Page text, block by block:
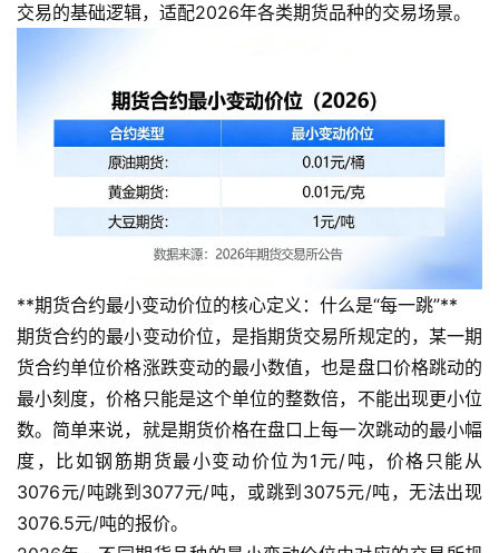
交易的基础逻辑，适配2026年各类期货品种的交易场景。
**期货合约最小变动价位的核心定义：什么是“每一跳”**
期货合约的最小变动价位，是指期货交易所规定的，某一期
货合约单位价格涨跌变动的最小数值，也是盘口价格跳动的
最小刻度，价格只能是这个单位的整数倍，不能出现更小位
数。简单来说，就是期货价格在盘口上每一次跳动的最小幅
度，比如钢筋期货最小变动价位为1元/吨，价格只能从
3076元/吨跳到3077元/吨，或跳到3075元/吨，无法出现
3076.5元/吨的报价。